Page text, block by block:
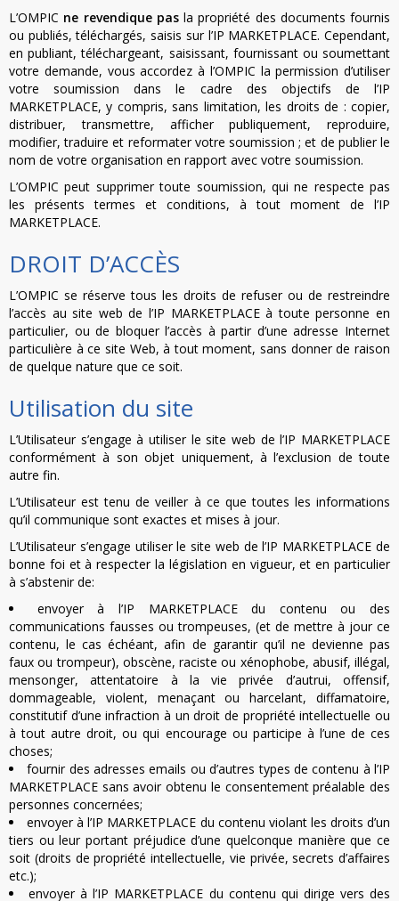
L’OMPIC ne revendique pasla propriété des documents fournis
ou publiés, téléchargés, saisis sur l’IP MARKETPLACE. Cependant,
en publiant, téléchargeant, saisissant, fournissant ou soumettant
votre demande, vous accordez à l’OMPIC la permission d’utiliser
votre soumission dans le cadre des objectifs de l’IP
MARKETPLACE, y compris, sans limitation, les droits de : copier,
distribuer, transmettre, afficher publiquement, reproduire,
modifier, traduire et reformater votre soumission ; et de publier le
nom de votre organisation en rapport avec votre soumission.
L’OMPIC peut supprimer toute soumission, qui ne respecte pas
les présents termes et conditions, à tout moment de l’IP
MARKETPLACE.
DROIT D’ACCÈS
L’OMPIC se réserve tous les droits de refuser ou de restreindre
l’accès au site web de l’IP MARKETPLACE à toute personne en
particulier, ou de bloquer l’accès à partir d’une adresse Internet
particulière à ce site Web, à tout moment, sans donner de raison
de quelque nature que ce soit.
Utilisation du site
L’Utilisateur s’engage à utiliser le site web de l’IP MARKETPLACE
conformément à son objet uniquement, à l’exclusion de toute
autre fin.
L’Utilisateur est tenu de veiller à ce que toutes les informations
qu’il communique sont exactes et mises à jour.
L’Utilisateur s’engage utiliser le site web de l’IP MARKETPLACE de
bonne foi et à respecter la législation en vigueur, et en particulier
à s’abstenir de:
envoyer à l’IP MARKETPLACE du contenu ou des
communications fausses ou trompeuses, (et de mettre à jour ce
contenu, le cas échéant, afin de garantir qu’il ne devienne pas
faux ou trompeur), obscène, raciste ou xénophobe, abusif, illégal,
mensonger, attentatoire à la vie privée d’autrui, offensif,
dommageable, violent, menaçant ou harcelant, diffamatoire,
constitutif d’une infraction à un droit de propriété intellectuelle ou
à tout autre droit, ou qui encourage ou participe à l’une de ces
choses;
fournir des adresses emails ou d’autres types de contenu à l’IP
MARKETPLACE sans avoir obtenu le consentement préalable des
personnes concernées;
envoyer à l’IP MARKETPLACE du contenu violant les droits d’un
tiers ou leur portant préjudice d’une quelconque manière que ce
soit (droits de propriété intellectuelle, vie privée, secrets d’affaires
etc.);
envoyer à l’IP MARKETPLACE du contenu qui dirige vers des